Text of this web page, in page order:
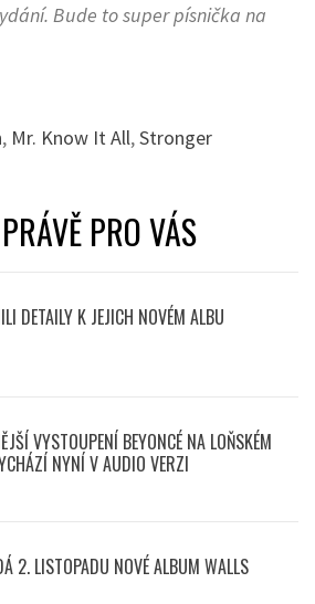
Bude to super písnička na
, Mr. Know It All,Stronger
PRO VÁS
DETAILY K JEJICH NOVÉM ALBU
VYSTOUPENÍ BEYONCÉ NA LOŇSKÉM
NYNÍ V AUDIO VERZI
2. LISTOPADU NOVÉ ALBUM WALLS